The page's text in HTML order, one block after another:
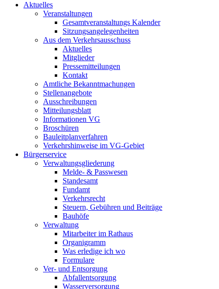
Aktuelles
Veranstaltungen
Gesamtveranstaltungs Kalender
Sitzungsangelegenheiten
Aus dem Verkehrsausschuss
Aktuelles
Mitglieder
Pressemitteilungen
Kontakt
Amtliche Bekanntmachungen
Stellenangebote
Ausschreibungen
Mitteilungsblatt
Informationen VG
Broschüren
Bauleitplanverfahren
Verkehrshinweise im VG-Gebiet
Bürgerservice
Verwaltungsgliederung
Melde- & Passwesen
Standesamt
Fundamt
Verkehrsrecht
Steuern, Gebühren und Beiträge
Bauhöfe
Verwaltung
Mitarbeiter im Rathaus
Organigramm
Was erledige ich wo
Formulare
Ver- und Entsorgung
Abfallentsorgung
Wasserversorgung